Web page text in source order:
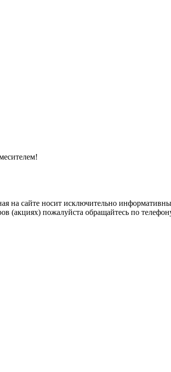
на сайте носит исключительно
(акциях) пожалуйста обращайтесь по